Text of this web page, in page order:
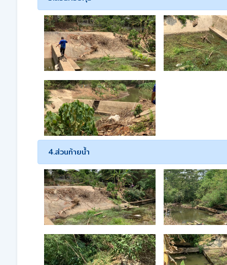
4.ส่วนท้ายน้ำ